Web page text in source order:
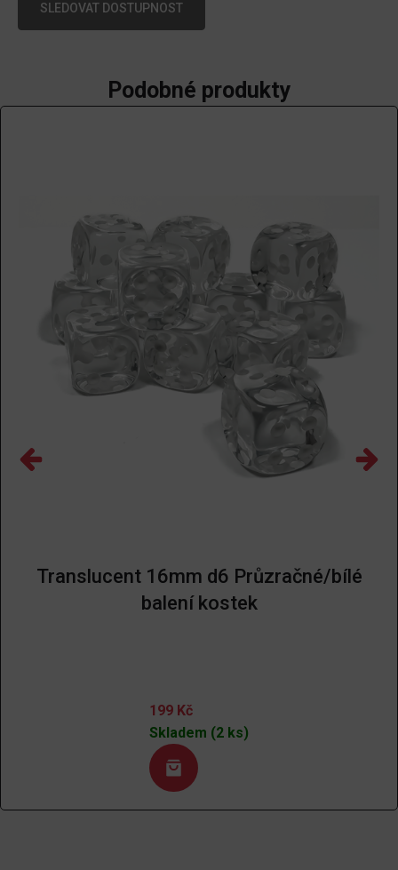
SLEDOVAT DOSTUPNOST
Podobné produkty
Translucent 16mm d6 Průzračné/bílé
balení kostek
199 Kč
Skladem (2 ks)